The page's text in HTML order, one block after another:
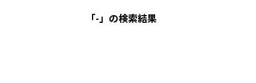
「-」の検索結果